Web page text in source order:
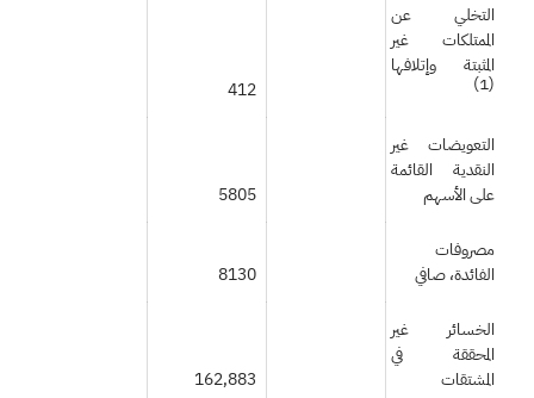
التخلي عن
الممتلكات غير
المثبتة وإتلافها
(1)
412
التعويضات غير
النقدية القائمة
على الأسهم
5805
مصروفات
الفائدة، صافي
8130
الخسائر غير
المحققة في
المشتقات
162,883